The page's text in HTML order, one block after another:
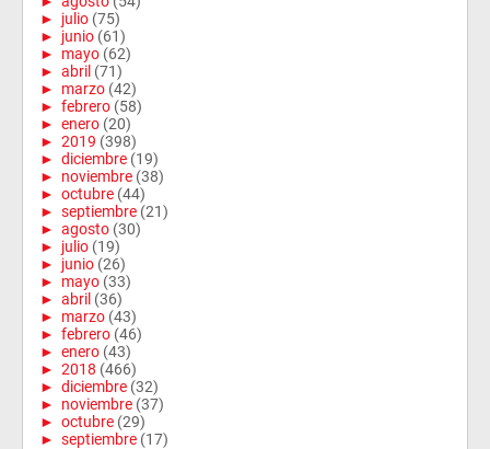
► julio (75)
► junio (61)
► mayo (62)
► abril (71)
► marzo (42)
► febrero (58)
► enero (20)
► 2019 (398)
► diciembre (19)
► noviembre (38)
► octubre (44)
► septiembre (21)
► agosto (30)
► julio (19)
► junio (26)
► mayo (33)
► abril (36)
► marzo (43)
► febrero (46)
► enero (43)
► 2018 (466)
► diciembre (32)
► noviembre (37)
► octubre (29)
► septiembre (17)